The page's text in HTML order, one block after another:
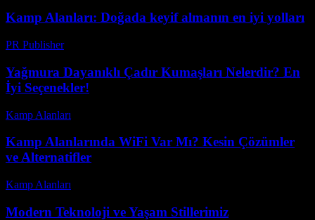
Kamp Alanları: Doğada keyif almanın en iyi yolları
PR Publisher-
Yağmura Dayanıklı Çadır Kumaşları Nelerdir? En
İyi Seçenekler!
Kamp Alanları
Kamp Alanlarında WiFi Var Mı? Kesin Çözümler
ve Alternatifler
Kamp Alanları
Modern Teknoloji ve Yaşam Stillerimiz